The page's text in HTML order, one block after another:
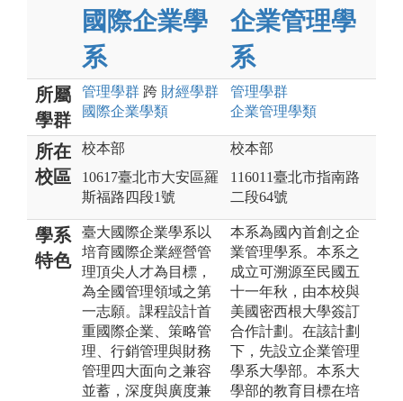
國際企業學
系
企業管理學
系
所屬
學群
管理學群 跨 財經學群
國際企業學類
管理學群
企業管理學類
所在
校區
校本部
10617臺北市大安區羅
斯福路四段1號
校本部
116011臺北市指南路
二段64號
學系
特色
臺大國際企業學系以
培育國際企業經營管
理頂尖人才為目標，
為全國管理領域之第
一志願。課程設計首
重國際企業、策略管
理、行銷管理與財務
管理四大面向之兼容
並蓄，深度與廣度兼
本系為國內首創之企
業管理學系。本系之
成立可溯源至民國五
十一年秋，由本校與
美國密西根大學簽訂
合作計劃。在該計劃
下，先設立企業管理
學系大學部。本系大
學部的教育目標在培